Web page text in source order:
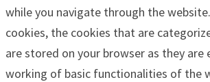
while you navigate through the
cookies, the cookies that are
are stored on your browser as they
working of basic functionalities of the